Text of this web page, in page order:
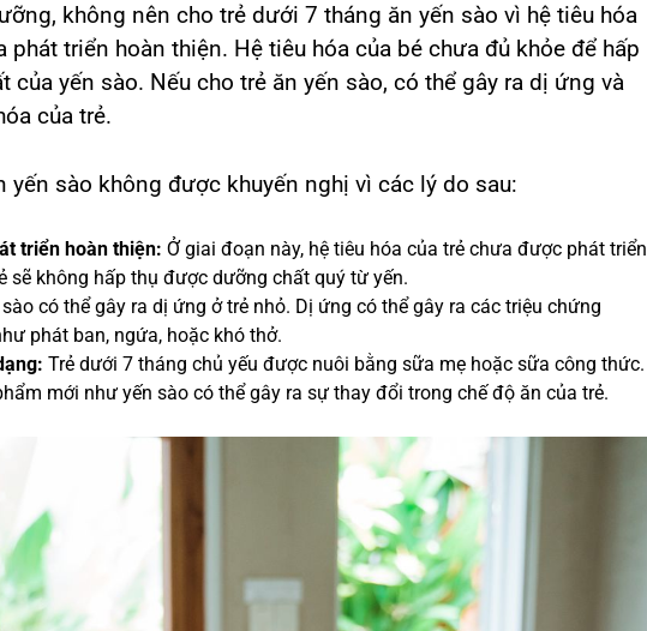
không nên cho trẻ dưới 7 tháng ăn yến sào vì hệ tiêu hóa
triển hoàn thiện. Hệ tiêu hóa của bé chưa đủ khỏe để hấp
yến sào. Nếu cho trẻ ăn yến sào, có thể gây ra dị ứng và
của trẻ.
yến sào không được khuyến nghị vì các lý do sau:
triển hoàn thiện: Ở giai đoạn này, hệ tiêu hóa của trẻ chưa được phát triển
sẽ không hấp thụ được dưỡng chất quý từ yến.
có thể gây ra dị ứng ở trẻ nhỏ. Dị ứng có thể gây ra các triệu chứng
phát ban, ngứa, hoặc khó thở.
Trẻ dưới 7 tháng chủ yếu được nuôi bằng sữa mẹ hoặc sữa công thức.
mới như yến sào có thể gây ra sự thay đổi trong chế độ ăn của trẻ.